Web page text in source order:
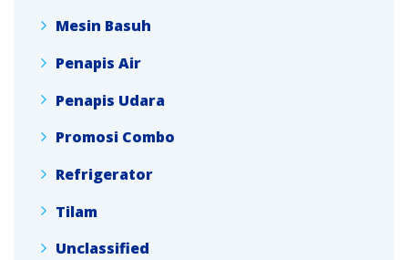
Mesin Basuh
Penapis Air
Penapis Udara
Promosi Combo
Refrigerator
Tilam
Unclassified